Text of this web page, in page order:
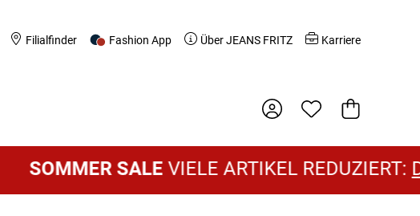
Filialfinder Fashion App Über JEANS FRITZ Karriere
Warenkorb
SOMMER SALEVIELE ARTIKEL REDUZIERT: